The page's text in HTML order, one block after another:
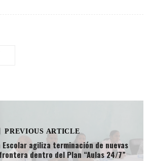
PREVIOUS ARTICLE
agiliza terminación de nuevas
dentro del Plan “Aulas 24/7”